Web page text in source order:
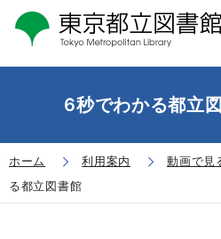
6秒でわかる都立
ホーム 利用案内 動画で見
る都立図書館